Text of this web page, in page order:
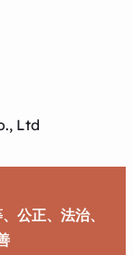
Ltd
公正、法治、